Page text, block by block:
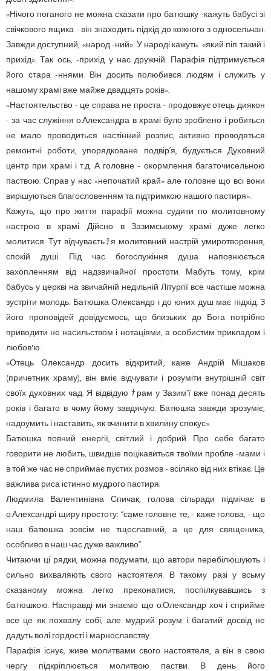
«Нічого поганого не можна сказати про батюшку -кажуть бабусі зі
свічкового ящика - він знаходить підхід до кожного з односельчан.
Завжди доступний, «народ -ний». У народі кажуть: «який піп такий і
прихід». Так ось, -прихід у нас дружній. Парафія підтримується
його стара -ннями. Він досить полюбився людям і служить у
нашому храмі вже майже двадцять років».
«Настоятельство - це справа не проста - продовжує отець диякон
- за час служіння о.Александра в храмі було зроблено і робиться
не мало: проводиться настінний розпис, активно проводяться
ремонтні роботи, упорядковане подвір’я, будується Духовний
центр при храмі і т.д. А головне - окормлення багаточисельною
паствою. Справ у нас «непочатий край» але головне що всі вони
вирішуються благословенням та підтримкою нашого пастиря».
Кажуть, що про життя парафії можна судити по молитовному
настрою в храмі. Дійсно в Зазимському храмі дуже легко
молитися. Тут відчуваєтьﾁя молитовний настрій умиротворення,
спокій душі. Під час богослужіння душа наповнюється
захопленням від надзвичайної простоти. Мабуть тому, крім
бабусь у церкві на звичайній недільній Літургії все частіше можна
зустріти молодь. Батюшка Олександр і до юних душ має підхід. З
його проповідей довідуємось, що близьких до Бога потрібно
приводити не насильством і нотаціями, а особистим прикладом і
любов'ю.
«Отець Олександр досить відкритий, каже Андрій Мішаков
(причетник храму), він вміє відчувати і розуміти внутрішній світ
своїх духовних чад. Я відвідую ﾅрам у Зазим’ї вже понад десять
років і багато в чому йому завдячую. Батюшка завжди зрозуміє,
надоумить і наставить, як вчинити в хвилину спокус».
Батюшка повний енергії, світлий і добрий. Про себе багато
говорити не любить, швидше поцікавиться твоїми пробле -мами і
в той же час не сприймає пустих розмов - всіляко від них втікає. Це
важлива риса істинно мудрого пастиря.
Людмила Валентинівна Спичак, голова сільради підмічає в
о.Александрі щиру простоту: “саме головне те, - каже голова, - що
наш батюшка зовсім не тщеславний, а це для священика,
особливо в наш час дуже важливо”.
Читаючи ці рядки, можна подумати, що автори перебілюшують і
сильно вихваляють свого настоятеля. В такому разі у всьму
сказаному можна легко преконатися, поспілкувавшись з
батюшкою. Насправді ми знаємо що о.Олександр хоч і сприйме
все це як похвалу собі, але мудрий розум і багатий досвід не
дадуть волі гордості і марнославству.
Парафія існує, живе молитвами свого настоятеля, а він в свою
чергу підкріплюється молитвою пастви. В день його